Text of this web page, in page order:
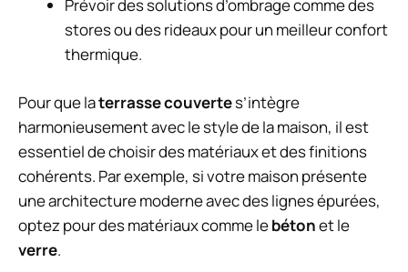
Prévoir des solutions d’ombrage comme des
stores ou des rideaux pour un meilleur confort
thermique.
Pour que laterrasse couvertes’intègre
harmonieusement avec le style de la maison, il est
essentiel de choisir des matériaux et des finitions
cohérents. Par exemple, si votre maison présente
une architecture moderne avec des lignes épurées,
optez pour des matériaux comme lebétonet le
verre.